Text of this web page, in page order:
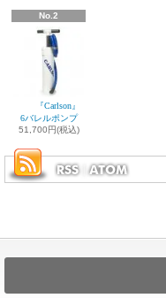
No.2
『Carlson』
6バレルポンプ
51,700円(税込)